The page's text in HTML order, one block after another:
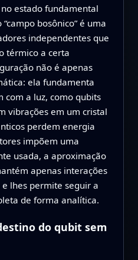
estado fundamental
bosônico” é uma
independentes que
térmico a certa
não é apenas
ela fundamenta
com a luz, como qubits
vibrações em um cristal
perdem energia
impõem uma
usada, a aproximação
apenas interações
lhes permite seguir a
de forma analítica.
do qubit sem